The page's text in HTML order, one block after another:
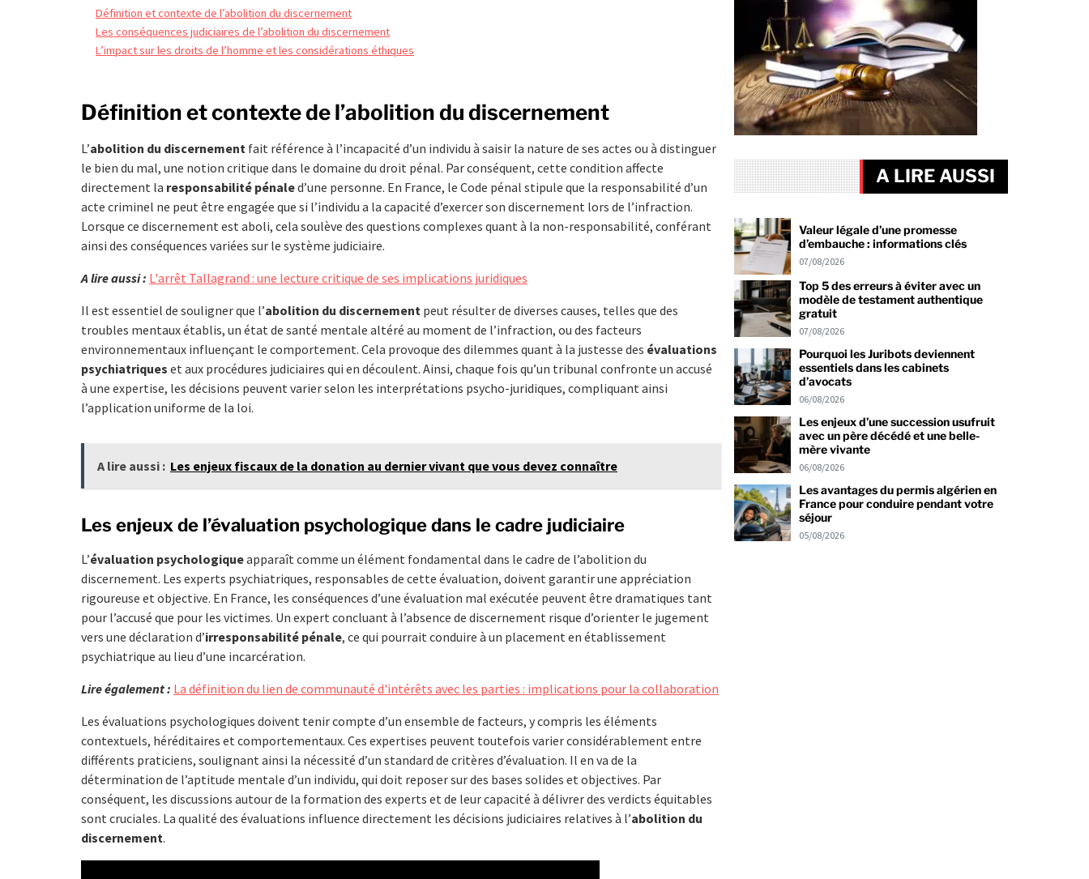
Définition et contexte de l’abolition du discernement
Les conséquences judiciaires de l’abolition du discernement
L’impact sur les droits de l’homme et les considérations éthiques
Définition et contexte de l’abolition du discernement
L’abolition du discernement fait référence à l’incapacité d’un individu à saisir la nature de ses actes ou à distinguer
le bien du mal, une notion critique dans le domaine du droit pénal. Par conséquent, cette condition affecte
directement la responsabilité pénaled’une personne. En France, le Code pénal stipule que la responsabilité d’un
acte criminel ne peut être engagée que si l’individu a la capacité d’exercer son discernement lors de l’infraction.
Lorsque ce discernement est aboli, cela soulève des questions complexes quant à la non-responsabilité, conférant
ainsi des conséquences variées sur le système judiciaire.
A lire aussi : L'arrêt Tallagrand : une lecture critique de ses implications juridiques
Il est essentiel de souligner que l’abolition du discernement peut résulter de diverses causes, telles que des
troubles mentaux établis, un état de santé mentale altéré au moment de l’infraction, ou des facteurs
environnementaux influençant le comportement. Cela provoque des dilemmes quant à la justesse des évaluations
psychiatriques et aux procédures judiciaires qui en découlent. Ainsi, chaque fois qu’un tribunal confronte un accusé
à une expertise, les décisions peuvent varier selon les interprétations psycho-juridiques, compliquant ainsi
l’application uniforme de la loi.
A lire aussi : Les enjeux fiscaux de la donation au dernier vivant que vous devez connaître
Les enjeux de l’évaluation psychologique dans le cadre judiciaire
L’évaluation psychologiqueapparaît comme un élément fondamental dans le cadre de l’abolition du
discernement. Les experts psychiatriques, responsables de cette évaluation, doivent garantir une appréciation
rigoureuse et objective. En France, les conséquences d’une évaluation mal exécutée peuvent être dramatiques tant
pour l’accusé que pour les victimes. Un expert concluant à l’absence de discernement risque d’orienter le jugement
vers une déclaration d’irresponsabilité pénale, ce qui pourrait conduire à un placement en établissement
psychiatrique au lieu d’une incarcération.
Lire également : La définition du lien de communauté d'intérêts avec les parties : implications pour la collaboration
Les évaluations psychologiques doivent tenir compte d’un ensemble de facteurs, y compris les éléments
contextuels, héréditaires et comportementaux. Ces expertises peuvent toutefois varier considérablement entre
différents praticiens, soulignant ainsi la nécessité d’un standard de critères d’évaluation. Il en va de la
détermination de l’aptitude mentale d’un individu, qui doit reposer sur des bases solides et objectives. Par
conséquent, les discussions autour de la formation des experts et de leur capacité à délivrer des verdicts équitables
sont cruciales. La qualité des évaluations influence directement les décisions judiciaires relatives à l’abolition du
discernement.
A LIRE AUSSI
Valeur légale d’une promesse
d’embauche : informations clés
07/08/2026
Top 5 des erreurs à éviter avec un
modèle de testament authentique
gratuit
07/08/2026
Pourquoi les Juribots deviennent
essentiels dans les cabinets
d’avocats
06/08/2026
Les enjeux d’une succession usufruit
avec un père décédé et une belle-
mère vivante
06/08/2026
Les avantages du permis algérien en
France pour conduire pendant votre
séjour
05/08/2026